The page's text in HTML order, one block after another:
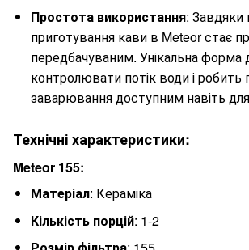
Простота використання: Завдяки
приготування кави в Meteor стає
передбачуваним. Унікальна форма
контролювати потік води і робить
заварювання доступним навіть
Технічні характеристики:
Meteor 155:
Матеріал: Кераміка
Кількість порцій: 1-2